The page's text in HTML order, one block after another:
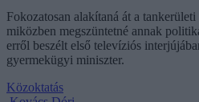
Fokozatosan alakítaná át a
miközben megszüntetné annak
erről beszélt első televíziós
gyermekügyi miniszter.
Közoktatás